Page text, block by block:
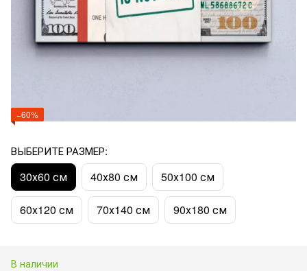
−60%
ВЫБЕРИТЕ РАЗМЕР:
30х60 см 40х80 см 50х100 см
60х120 см 70х140 см 90x180 см
В наличии